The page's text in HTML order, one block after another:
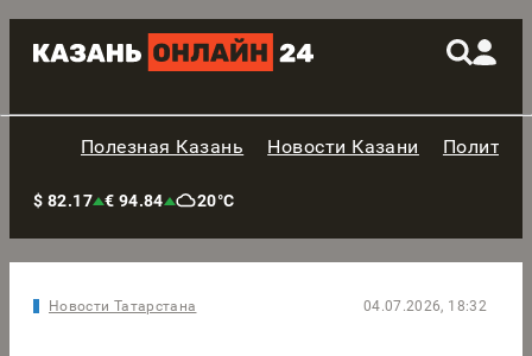
Полезная Казань Новости Казани
$ 82.17 € 94.84 20°C
Новости Татарстана 04.07.2026, 18:32